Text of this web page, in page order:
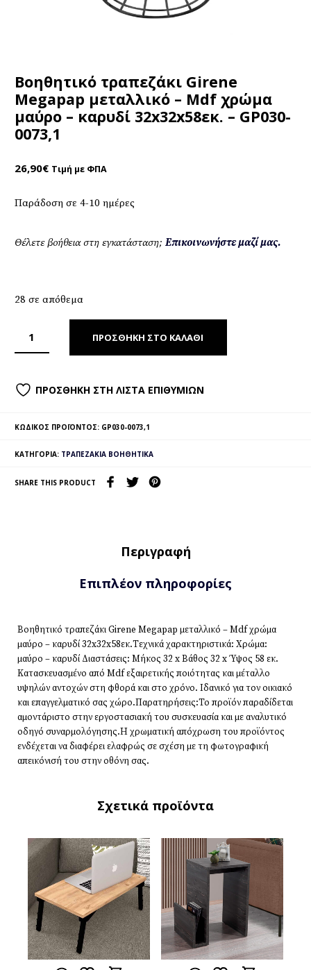
Βοηθητικό τραπεζάκι Girene
Megapap μεταλλικό – Mdf χρώμα
μαύρο – καρυδί 32x32x58εκ. – GP030-
0073,1
26,90€ Τιμή με ΦΠΑ
Παράδοση σε 4-10 ημέρες
Θέλετε βοήθεια στη εγκατάσταση; Επικοινωνήστε μαζί μας.
28 σε απόθεμα
ΠΡΟΣΘΉΚΗ ΣΤΟ ΚΑΛΆΘΙ
ΠΡΟΣΘΉΚΗ ΣΤΗ ΛΊΣΤΑ ΕΠΙΘΥΜΙΏΝ
ΚΩΔΙΚΌΣ ΠΡΟΪΌΝΤΟΣ: GP030-0073,1
ΚΑΤΗΓΟΡΊΑ: ΤΡΑΠΕΖΆΚΙΑ ΒΟΗΘΗΤΙΚΆ
SHARE THIS PRODUCT
Περιγραφή
Επιπλέον πληροφορίες
Βοηθητικό τραπεζάκι Girene Megapap μεταλλικό – Mdf χρώμα
μαύρο – καρυδί 32x32x58εκ.Τεχνικά χαρακτηριστικά: Χρώμα:
μαύρο – καρυδί Διαστάσεις: Μήκος 32 x Βάθος 32 x Ύψος 58 εκ.
Κατασκευασμένο από Mdf εξαιρετικής ποιότητας και μέταλλο
υψηλών αντοχών στη φθορά και στο χρόνο. Ιδανικό για τον οικιακό
και επαγγελματικό σας χώρο.Παρατηρήσεις:Το προϊόν παραδίδεται
αμοντάριστο στην εργοστασιακή του συσκευασία και με αναλυτικό
οδηγό συναρμολόγησης.Η χρωματική απόχρωση του προϊόντος
ενδέχεται να διαφέρει ελαφρώς σε σχέση με τη φωτογραφική
απεικόνισή του στην οθόνη σας.
Σχετικά προϊόντα